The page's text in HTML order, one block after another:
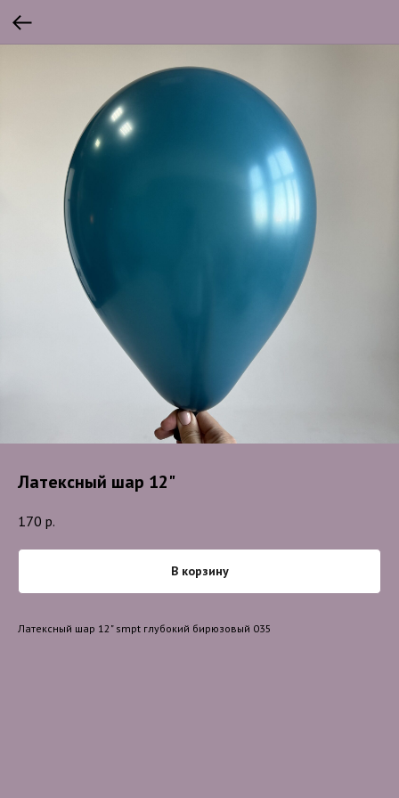
Латексный шар 12"
170 р.
В корзину
Латексный шар 12" smpt глубокий бирюзовый 035